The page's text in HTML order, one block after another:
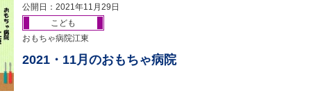
公開日：2021年11月29日
こども
おもちゃ病院江東
2021・11月のおもちゃ病院